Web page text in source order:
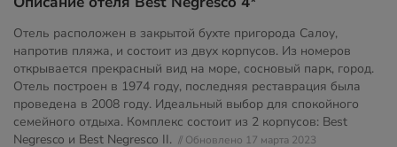
Отель расположен в закрытой бухте пригорода Салоу,
напротив пляжа, и состоит из двух корпусов. Из номеров
открывается прекрасный вид на море, сосновый парк, город.
Отель построен в 1974 году, последняя реставрация была
проведена в 2008 году. Идеальный выбор для спокойного
семейного отдыха. Комплекс состоит из 2 корпусов: Best
Negresco и Best Negresco II. // Обновлено 17 марта 2023